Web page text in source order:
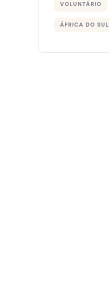
VOLUNTÁRIO
ÁFRICA DO SUL